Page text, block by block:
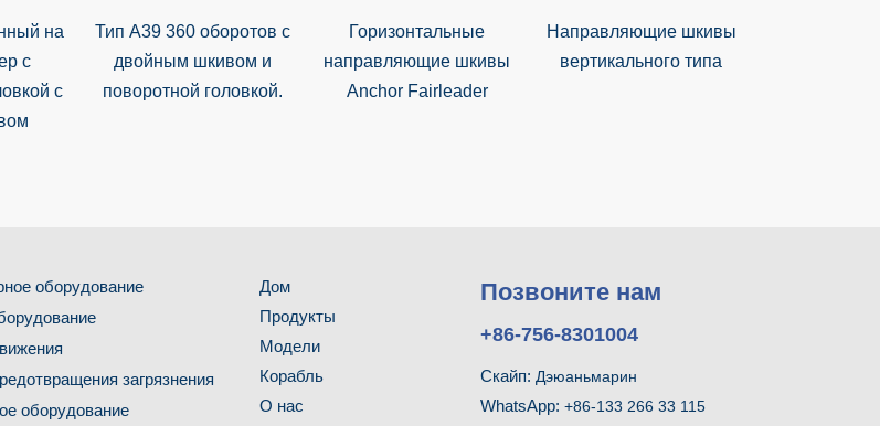
на
с
с
Тип A39 360 оборотов с
двойным шкивом и
поворотной головкой.
Горизонтальные
направляющие шкивы
Anchor Fairleader
Направляющие шкивы
вертикального типа
оборудование
загрязнения
оборудование
Дом
Продукты
Модели
Корабль
О нас
Позвоните нам
+86-756-8301004
Скайп: Дэюаньмарин
WhatsApp: +86-133 266 33 115